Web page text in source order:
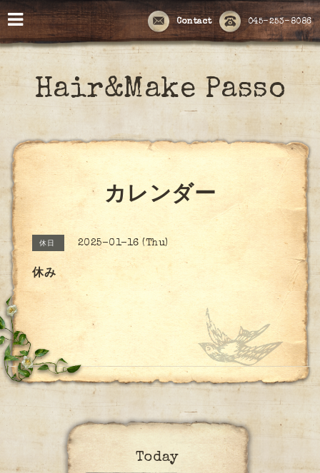
045-253-8086
Contact
Hair&Make Passo
カレンダー
休日 2025-01-16 (Thu)
休み
Today